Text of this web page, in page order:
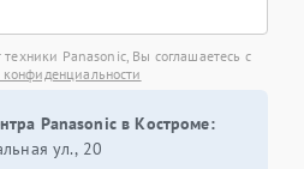
Panasonic, Вы соглашаетесь с
Panasonic в Костроме:
ул., 20